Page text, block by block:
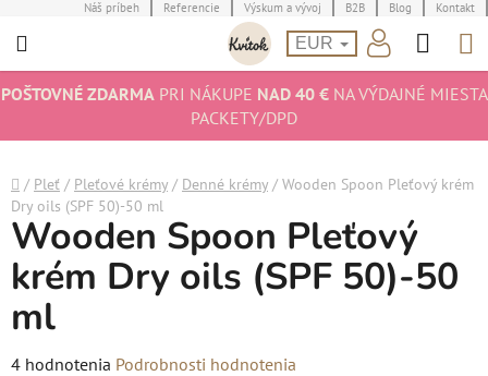
na
Náš príbeh Referencie Výskum a vývoj B2B Blog Kontakt
EUR
POŠTOVNÉ ZDARMAPRI NÁKUPE NAD 40 €NA VÝDAJNÉ MIESTA
PACKETY/DPD
Domov
/ Pleť / Pleťové krémy / Denné krémy / Wooden Spoon Pleťový krém
Dry oils (SPF 50)-50 ml
Wooden Spoon Pleťový
krém Dry oils (SPF 50)-50
ml
Priemerné
4 hodnotenia Podrobnosti hodnotenia